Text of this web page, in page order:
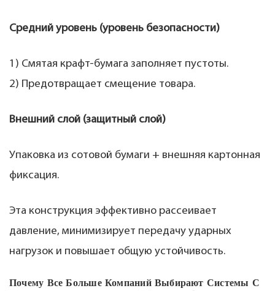
Средний уровень (уровень безопасности)
1) Смятая крафт-бумага заполняет пустоты.
2) Предотвращает смещение товара.
Внешний слой (защитный слой)
Упаковка из сотовой бумаги + внешняя картонная
фиксация.
Эта конструкция эффективно рассеивает
давление, минимизирует передачу ударных
нагрузок и повышает общую устойчивость.
Почему Все Больше Компаний Выбирают Системы С